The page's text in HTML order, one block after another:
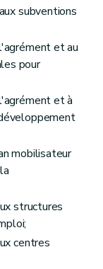
subventions
et au
pour
et à
mobilisateur
structures
centres